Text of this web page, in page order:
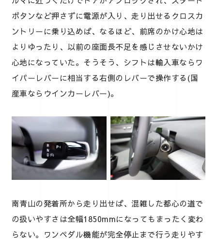
ボタンなど押さずに電源が入り、走り出せるクロスカ
ントリーに乗り込めば、なるほど、前席のかけ心地は
よりゆったり、以前の座面長不足を感じさせないかけ
心地になっていた。そうそう、シフトは輸入車ならワ
イパーレバーに相当する右側のレバーで操作する(国
産車ならウインカーレバー)。
南青山の発着所から走り出せば、混雑した都心の道で
の扱いやすさは全幅1850mmになってもまったく変わ
らない。ワンペダル機能が完全停止まで行う走りやす